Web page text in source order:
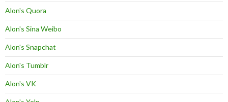
Alon's Quora
Alon's Sina Weibo
Alon's Snapchat
Alon's Tumblr
Alon's VK